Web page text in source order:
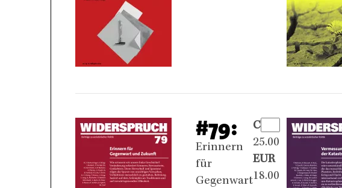
#79:
Erinnern
für
Gegenwart
CHF
25.00
EUR
18.00